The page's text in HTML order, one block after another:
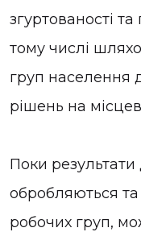
згуртованості
тому числі
груп населення
рішень на
Поки
обробляються
робочих груп,